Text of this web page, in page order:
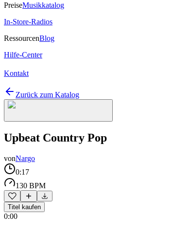
PreiseMusikkatalog
In-Store-Radios
RessourcenBlog
Hilfe-Center
Kontakt
Zurück zum Katalog
Upbeat Country Pop
vonNargo
0:17
130 BPM
Titel kaufen
0:00